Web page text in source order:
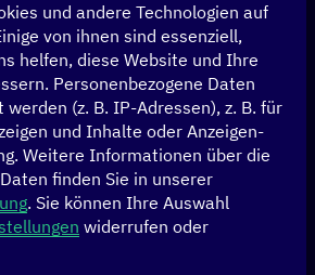
webbasierte
für Anfragen
und andere Technologien auf
von ihnen sind essenziell,
helfen, diese Website und Ihre
Personenbezogene Daten
(z. B. IP-Adressen), z. B. für
und Inhalte oder Anzeigen-
Weitere Informationen über die
finden Sie in unserer
. Sie können Ihre Auswahl
widerrufen oder